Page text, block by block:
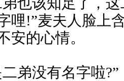
哩!”麦夫人脸上
安的心情。
弟没有名字啦?”